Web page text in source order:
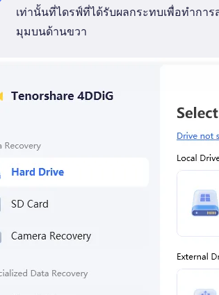
เท่านั้นที่ไดรฟ์ที่ได้รับผลกระทบเพื่อทำกา
มุมบนด้านขวา